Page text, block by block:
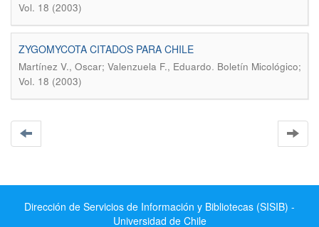
Vol. 18 (2003)
ZYGOMYCOTA CITADOS PARA CHILE
Martínez V., Oscar; Valenzuela F., Eduardo. Boletín Micológico;
Vol. 18 (2003)
Dirección de Servicios de Información y Bibliotecas (SISIB) -
Universidad de Chile